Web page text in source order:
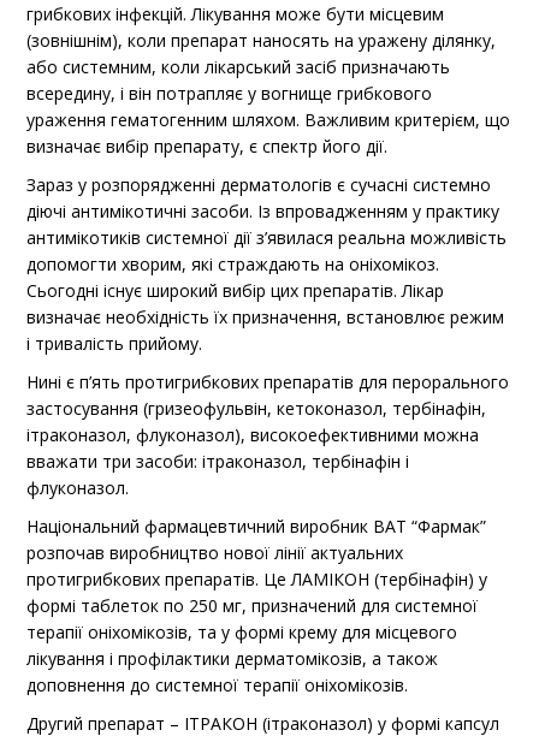
грибкових інфекцій. Лікування може бути місцевим
(зовнішнім), коли препарат наносять на уражену ділянку,
або системним, коли лікарський засіб призначають
всередину, і він потрапляє у вогнище грибкового
ураження гематогенним шляхом. Важливим критерієм, що
визначає вибір препарату, є спектр його дії.
Зараз у розпорядженні дерматологів є сучасні системно
діючі антимікотичні засоби. Із впровадженням у практику
антимікотиків системної дії з’явилася реальна можливість
допомогти хворим, які страждають на оніхомікоз.
Сьогодні існує широкий вибір цих препаратів. Лікар
визначає необхідність їх призначення, встановлює режим
і тривалість прийому.
Нині є п’ять протигрибкових препаратів для перорального
застосування (гризеофульвін, кетоконазол, тербінафін,
ітраконазол, флуконазол), високоефективними можна
вважати три засоби: ітраконазол, тербінафін і
флуконазол.
Національний фармацевтичний виробник ВАТ “Фармак”
розпочав виробництво нової лінії актуальних
протигрибкових препаратів. Це ЛАМІКОН (тербінафін) у
формі таблеток по 250 мг, призначений для системної
терапії оніхомікозів, та у формі крему для місцевого
лікування і профілактики дерматомікозів, а також
доповнення до системної терапії оніхомікозів.
Другий препарат – ІТРАКОН (ітраконазол) у формі капсул